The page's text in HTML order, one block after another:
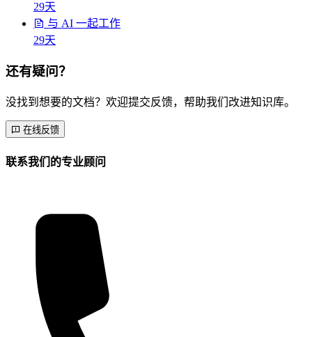
29天
与 AI 一起工作
29天
还有疑问？
没找到想要的文档？欢迎提交反馈，帮助我们改进知识库。
在线反馈
联系我们的专业顾问